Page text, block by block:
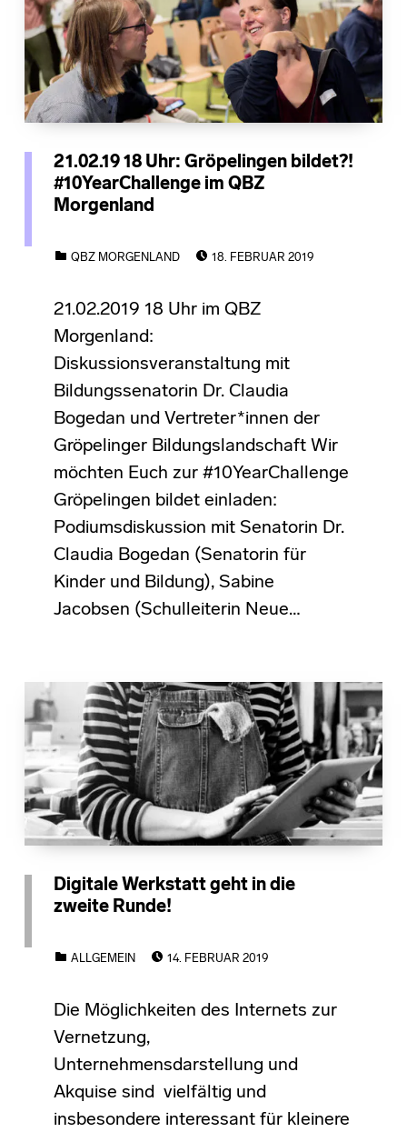
21.02.19 18 Uhr: Gröpelingen bildet?!
#10YearChallenge im QBZ
Morgenland
QBZ MORGENLAND
18. FEBRUAR 2019
21.02.2019 18 Uhr im QBZ
Morgenland:
Diskussionsveranstaltung mit
Bildungssenatorin Dr. Claudia
Bogedan und Vertreter*innen der
Gröpelinger Bildungslandschaft Wir
möchten Euch zur #10YearChallenge
Gröpelingen bildet einladen:
Podiumsdiskussion mit Senatorin Dr.
Claudia Bogedan (Senatorin für
Kinder und Bildung), Sabine
Jacobsen (Schulleiterin Neue…
Digitale Werkstatt geht in die
zweite Runde!
ALLGEMEIN
14. FEBRUAR 2019
Die Möglichkeiten des Internets zur
Vernetzung,
Unternehmensdarstellung und
Akquise sind vielfältig und
insbesondere interessant für kleinere